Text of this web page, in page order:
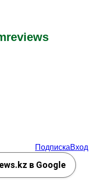
ПодпискаВход
в Google